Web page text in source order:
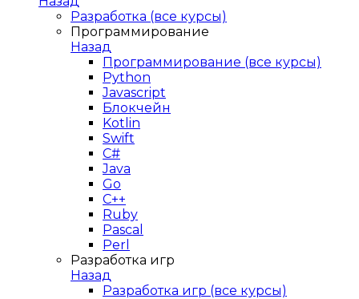
Разработка (все курсы)
Программирование
Назад
Программирование (все курсы)
Python
Javascript
Блокчейн
Kotlin
Swift
C#
Java
Go
C++
Ruby
Pascal
Perl
Разработка игр
Назад
Разработка игр (все курсы)